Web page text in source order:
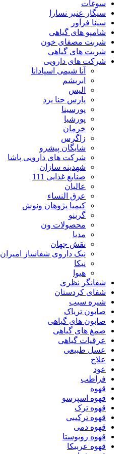
سوغات
سیگار عنبر نسارا
سینا فرآور
شامپو های گیاهی
شربت مصفای خون
شربت های گیاهی
شرکت های دارویی
آنا شیمی اسپادانا
ابریشم
الیس
پارس حنا یزد
پورسینا
پورشیا
خرمان
زاگرس
شایگان پیشرو
شرکت های دارویی پاشا
شهدینه سازان
صنایع غذایی 111
عالیان
عرق النساء
کیمیا پژوهان ونوش
گرینو
محصولات ون
مدیا
نقش جهان
نیک داروی شفاساز امیران
نیکا
هیوا
شفانگر نظری
شفای کردستان
شیره سیب
صابون تریاک
صابون های گیاهی
صمغ های گیاهی
عرقیات گیاهی
عسل طبیعی
علاج
عود
فراطب
قهوه
قهوه اسپرسو
قهوه ترک
قهوه ترکیبی
قهوه دمی
قهوه روبوستا
قهوه عربیکا